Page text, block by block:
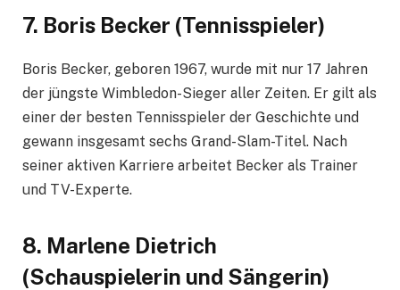
7. Boris Becker (Tennisspieler)
Boris Becker, geboren 1967, wurde mit nur 17 Jahren
der jüngste Wimbledon-Sieger aller Zeiten. Er gilt als
einer der besten Tennisspieler der Geschichte und
gewann insgesamt sechs Grand-Slam-Titel. Nach
seiner aktiven Karriere arbeitet Becker als Trainer
und TV-Experte.
8. Marlene Dietrich
(Schauspielerin und Sängerin)